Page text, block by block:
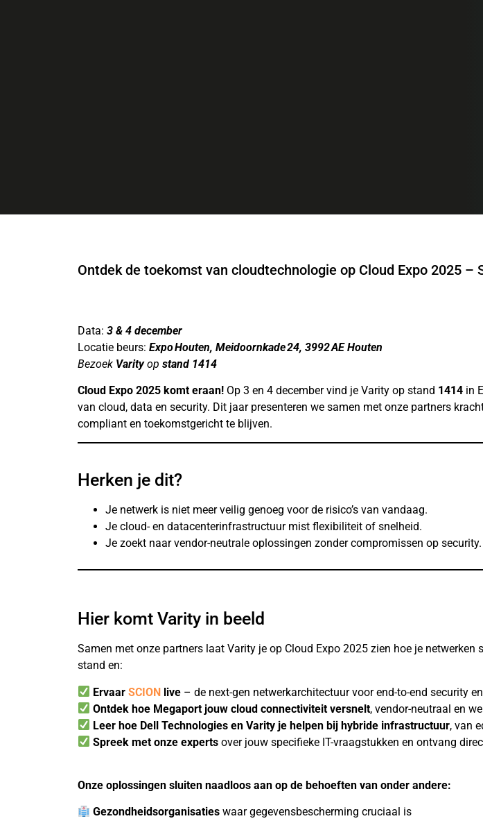
Ontdek de toekomst van cloudtechnologie op Cloud Expo 2025 –
Data: 3 & 4 december
Locatie beurs: Expo Houten, Meidoornkade 24, 3992 AE Houten
Bezoek Varityop stand 1414
Cloud Expo 2025 komt eraan! Op 3 en 4 december vind je Varity op stand 1414 in
van cloud, data en security. Dit jaar presenteren we samen met onze partners
compliant en toekomstgericht te blijven.
Herken je dit?
Je netwerk is niet meer veilig genoeg voor de risico’s van vandaag.
Je cloud- en datacenterinfrastructuur mist flexibiliteit of snelheid.
Je zoekt naar vendor-neutrale oplossingen zonder compromissen op security.
Hier komt Varity in beeld
Samen met onze partners laat Varity je op Cloud Expo 2025 zien hoe je
stand en:
ErvaarSCION live – de next-gen netwerkarchitectuur voor end-to-end security
Ontdek hoe Megaport jouw cloud connectiviteit versnelt, vendor-neutraal en
Leer hoe Dell Technologies en Varity je helpen bij hybride infrastructuur, van
Spreek met onze experts over jouw specifieke IT-vraagstukken en ontvang
Onze oplossingen sluiten naadloos aan op de behoeften van onder andere:
Gezondheidsorganisaties waar gegevensbescherming cruciaal is